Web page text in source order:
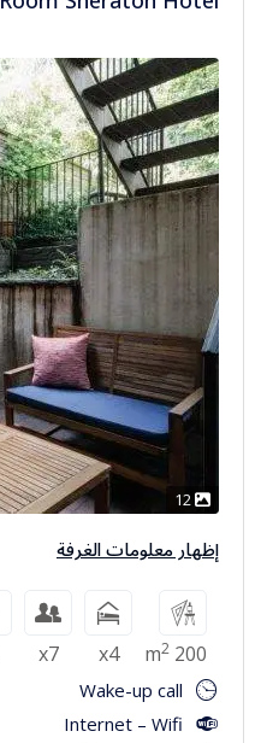
إظهار معلومات الغرفة
200 m
2
x4
x7
Wake-up call
Internet – Wifi